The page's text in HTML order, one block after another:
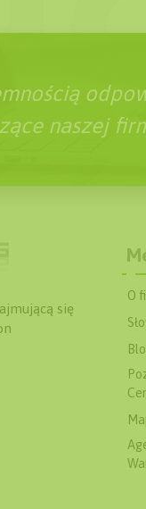
naszej
się
O